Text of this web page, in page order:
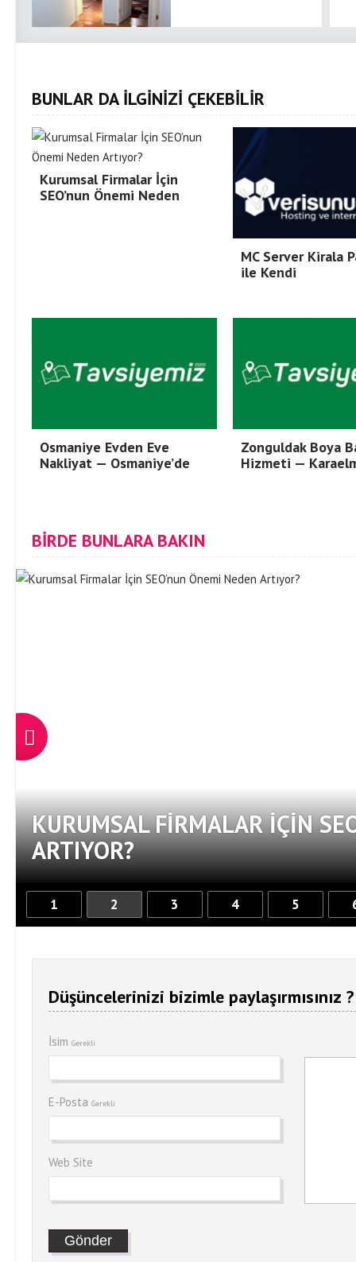
BUNLAR DA İLGİNİZİ ÇEKEBİLİR
Kurumsal Firmalar İçin
SEO’nun Önemi Neden
MC Server Kirala
ile Kendi
Osmaniye Evden Eve
Nakliyat — Osmaniye’de
Zonguldak Boya
Hizmeti —
BİRDE BUNLARA BAKIN
KURUMSAL FIRMALAR İÇIN
ARTIYOR?
1 2 3 4 5
Düşüncelerinizi bizimle paylaşırmısınız ?
İsim Gerekli
E-Posta Gerekli
Web Site